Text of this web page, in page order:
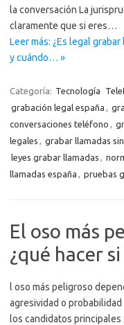
la conversación La
claramente que si eres…
Leer más: ¿Es legal
y cuándo… »
Categoría: Tecnología
grabación legal españa ,
conversaciones teléfono ,
legales , grabar llamadas
leyes grabar llamadas ,
llamadas españa , pruebas
El oso más
¿qué hacer
l oso más peligroso
agresividad o
los candidatos